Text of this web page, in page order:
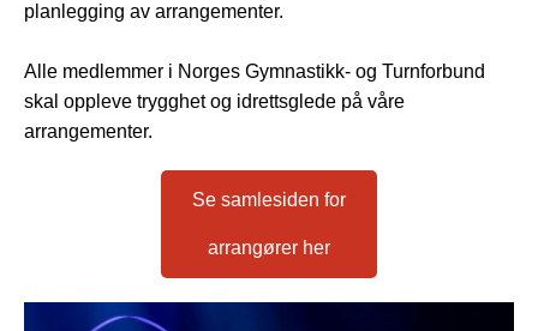
planlegging av arrangementer.
Alle medlemmer i Norges Gymnastikk- og Turnforbund
skal oppleve trygghet og idrettsglede på våre
arrangementer.
Se samlesiden for
arrangører her